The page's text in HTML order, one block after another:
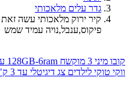
גדר עלים מלאכותי
קיר ירוק מלאכותי עשה
פיקוס,ענבל,נויה עמיד שמש
קובו מיני 3 מוקשח 128GB-6ram עם 4 רמות סינון + NFC
ווקי טוקי לילדים צג דיגיטלי עד 3 ק"מ + פנס + סוללות מתנה